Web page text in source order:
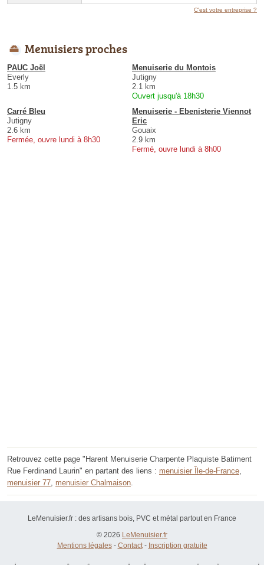
C'est votre entreprise ?
Menuisiers proches
PAUC Joël
Everly
1.5 km
Menuiserie du Montois
Jutigny
2.1 km
Ouvert jusqu'à 18h30
Carré Bleu
Jutigny
2.6 km
Fermée, ouvre lundi à 8h30
Menuiserie - Ebenisterie Viennot
Eric
Gouaix
2.9 km
Fermé, ouvre lundi à 8h00
Retrouvez cette page "Harent Menuiserie Charpente Plaquiste Batiment
Rue Ferdinand Laurin" en partant des liens : menuisier Île-de-France,
menuisier 77, menuisier Chalmaison.
LeMenuisier.fr : des artisans bois, PVC et métal partout en France
© 2026 LeMenuisier.fr
Mentions légales- Contact- Inscription gratuite